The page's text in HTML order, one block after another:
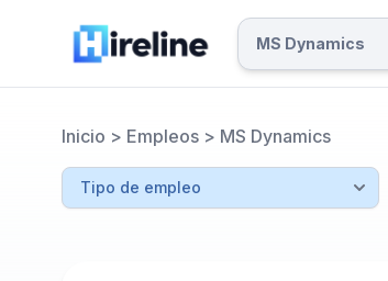
Inicio > Empleos > MS Dynamics